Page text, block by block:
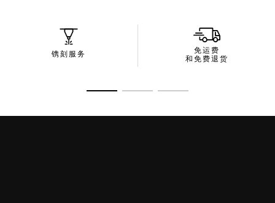
镌刻服务
免运费
和免费退货